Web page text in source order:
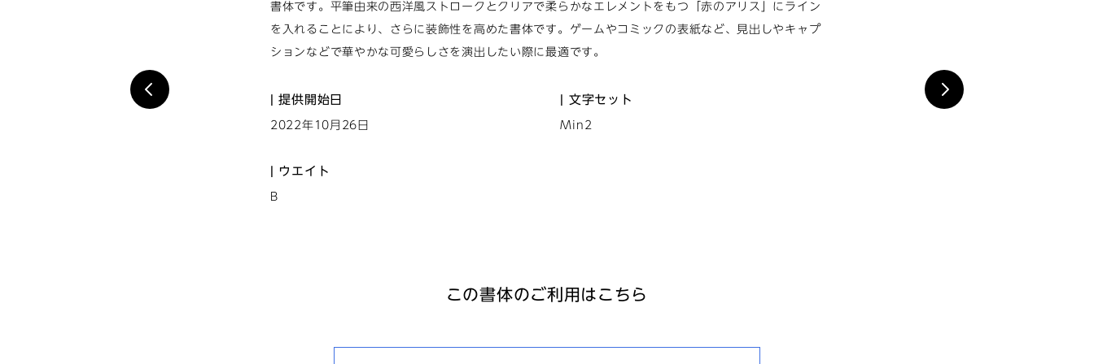
書体です。平筆由来の西洋風ストロークとクリアで柔らかなエレメントをもつ「赤のアリス」にライン
を入れることにより、さらに装飾性を高めた書体です。ゲームやコミックの表紙など、見出しやキャプ
ションなどで華やかな可愛らしさを演出したい際に最適です。
提供開始日
2022年10月26日
文字セット
Min2
ウエイト
B
この書体のご利用はこちら